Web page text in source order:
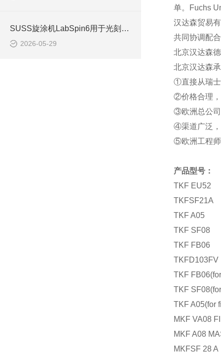
SUSS旋涂机LabSpin6用于光刻胶涂布
2026-05-29
单。
Fuchs
汉达森贸易
共同协调配
北京汉达森
北京汉达森
①直接从瑞士
②价格合理，
③欧洲总公司
④渠道广泛，
⑤欧洲工程师
产品型号：
TKF EU52
TKFSF21A
TKF A05
TKF SF08
TKF FB06
TKFD103FV
TKF
TKF
TKF A05(for
MKF VA08
MKF A08
MKFSF 28 A